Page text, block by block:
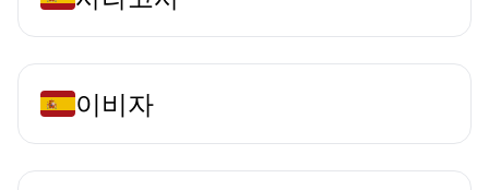
이비자